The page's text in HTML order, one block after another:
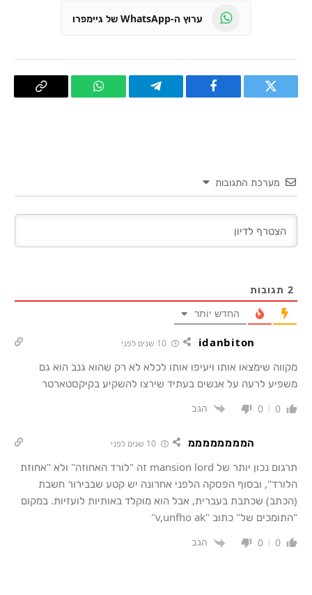
ערוץ ה-WhatsApp של גיימפרו
טוויטר פייסבוק Telegram
WhatsApp העתק
מערכת התגובות
2 תגובות
החדש יותר
idanbiton 10 שנים לפני
מקווה שימצאו אותו ויעיפו אותו לכלא לא רק שהוא גנב הוא גם
משפיע לרעה על אנשים בעתיד שירצו להשקיע בקיקסטארטר
0
0 הגב
הממממממממ 10 שנים לפני
תרגום נכון יותר של mansion lord זה "לורד האחוזה" ולא "אחוזת
הלורד", ובסוף הפסקה הלפני אחרונה יש קטע שבבירור חשבת
(הכתב) שכתבת בעברית, אבל הוא מוקלד באותיות לועזיות. במקום
"התומכים של" כתוב "v,unfho ak"
0
0 הגב